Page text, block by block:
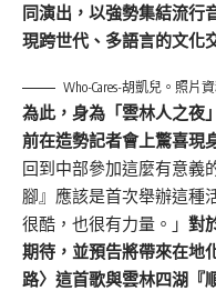
同演出，以強勢集結流行
現跨世代、多語言的文化
Who-Cares-胡凱兒。照片
為此，身為「雲林人之夜
前在造勢記者會上驚喜現
回到中部參加這麼有意義
腳』應該是首次舉辦這種
很酷，也很有力量。」 對
期待，並預告將帶來在地
路〉這首歌與雲林四湖『